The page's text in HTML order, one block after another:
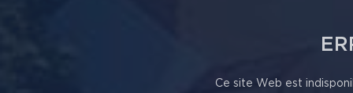
Ce site Web est